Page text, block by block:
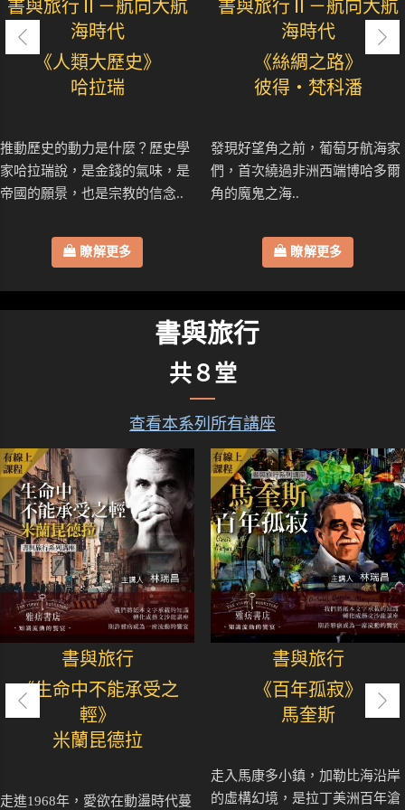
書與旅行Ⅱ－航向大航
海時代
《人類大歷史》
哈拉瑞
推動歷史的動力是什麼？歷史學
家哈拉瑞說，是金錢的氣味，是
帝國的願景，也是宗教的信念..
瞭解更多
書與旅行Ⅱ－航向大航
海時代
《絲綢之路》
彼得・梵科潘
發現好望角之前，葡萄牙航海家
們，首次繞過非洲西端博哈多爾
角的魔鬼之海..
瞭解更多
書與旅行
共８堂
查看本系列所有講座
書與旅行
《生命中不能承受之
輕》
米蘭昆德拉
走進1968年，愛欲在動盪時代蔓
書與旅行
《百年孤寂》
馬奎斯
走入馬康多小鎮，加勒比海沿岸
的虛構幻境，是拉丁美洲百年滄